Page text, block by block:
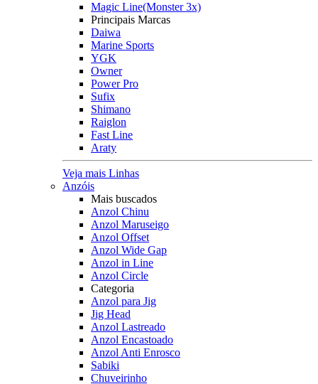
Magic Line(Monster 3x)
Principais Marcas
Daiwa
Marine Sports
YGK
Owner
Power Pro
Sufix
Shimano
Raiglon
Fast Line
Araty
Veja mais Linhas
Anzóis
Mais buscados
Anzol Chinu
Anzol Maruseigo
Anzol Offset
Anzol Wide Gap
Anzol in Line
Anzol Circle
Categoria
Anzol para Jig
Jig Head
Anzol Lastreado
Anzol Encastoado
Anzol Anti Enrosco
Sabiki
Chuveirinho